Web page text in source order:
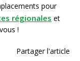
pour
régionales et
!
Partager l'article